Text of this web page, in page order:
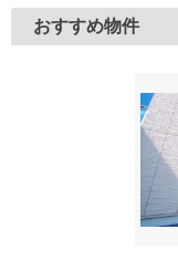
おすすめ物件